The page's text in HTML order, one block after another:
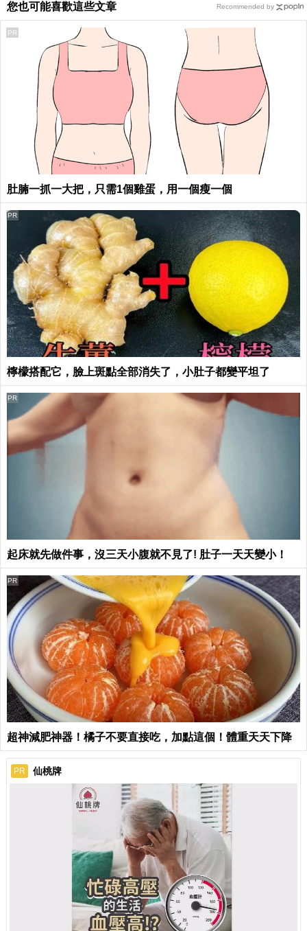
您也可能喜歡這些文章
肚腩一抓一大把，只需1個雞蛋，用一個瘦一個
PR
檸檬搭配它，臉上斑點全部消失了，小肚子都變平坦了
PR
起床就先做件事，沒三天小腹就不見了! 肚子一天天變小！
PR
超神減肥神器！橘子不要直接吃，加點這個！體重天天下降
PR
PR 仙桃牌
Recommended by